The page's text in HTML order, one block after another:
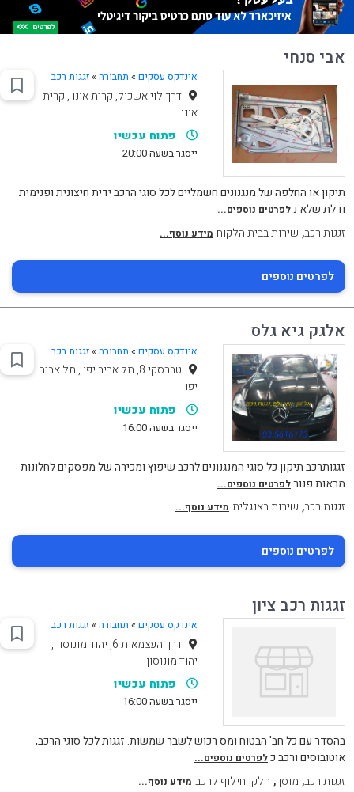
אבי סנחי
אינדקס עסקים » תחבורה»זגגות רכב
דרך לוי אשכול, קרית אונו , קרית
אונו
פתוח עכשיו
ייסגר בשעה 20:00
תיקון או החלפה של מנגנונים חשמליים לכל סוגי הרכב ידית חיצונית ופנימית
ודלת שלא נלפרטים נוספים...
זגגות רכב, שירות בבית הלקוח מידע נוסף...
לפרטים נוספים
אלגק גיא גלס
אינדקס עסקים » תחבורה»זגגות רכב
טברסקי 8, תל אביב יפו , תל אביב
יפו
פתוח עכשיו
ייסגר בשעה 16:00
זגגותרכב תיקון כל סוגי המנגנונים לרכב שיפוץ ומכירה של מפסקים לחלונות
מראות פנורלפרטים נוספים...
זגגות רכב, שירות באנגלית מידע נוסף...
לפרטים נוספים
זגגות רכב ציון
אינדקס עסקים » תחבורה»זגגות רכב
דרך העצמאות 6, יהוד מונוסון ,
יהוד מונוסון
פתוח עכשיו
ייסגר בשעה 16:00
בהסדר עם כל חב' הבטוח ומס רכוש לשבר שמשות. זגגות לכל סוגי הרכב,
אוטובוסים ורכב כלפרטים נוספים...
זגגות רכב, מוסך, חלקי חילוף לרכב מידע נוסף...